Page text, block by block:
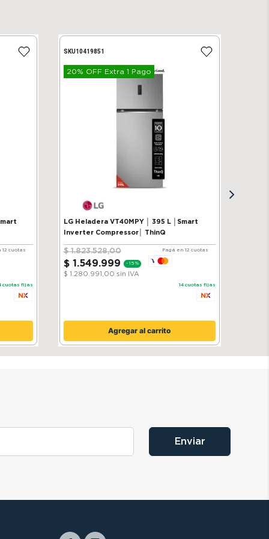
12 cuotas
cuotas fijas
SKU10419851
20% OFF Extra 1 Pago
LG Heladera VT40MPY │ 395 L │Smart
Inverter Compressor│ ThinQ
$ 1.823.528,00
$ 1 .549.999 - 15 %
$ 1.280.991,00 sin IVA
Pagá en 12 cuotas
14 cuotas fijas
Agregar al carrito
Enviar